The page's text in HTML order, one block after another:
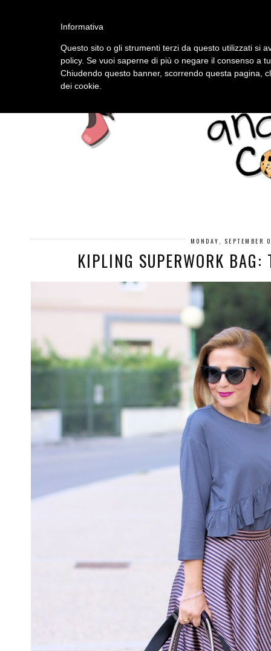
MONDAY,
KIPLING SUPERWORK BAG:
Informativa
Questo sito o gli strumenti terzi da questo utilizzati si
policy. Se vuoi saperne di più o negare il consenso a
Chiudendo questo banner, scorrendo questa pagina,
dei cookie.